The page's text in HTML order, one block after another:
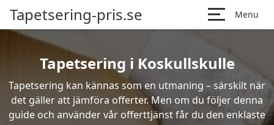
Tapetsering-pris.se Menu
Tapetsering i Koskullskulle
Tapetsering kan kännas som en utmaning – särskilt när
det gäller att jämföra offerter. Men om du följer denna
guide och använder vår offerttjänst får du den enklaste